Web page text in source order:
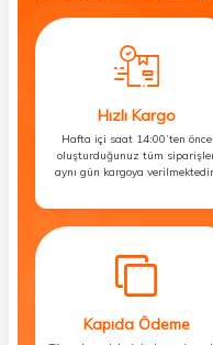
Hızlı Kargo
Hafta içi saat 14:00’ten önce
oluşturduğunuz tüm
aynı gün kargoya verilmektedir.
Kapıda Ödeme